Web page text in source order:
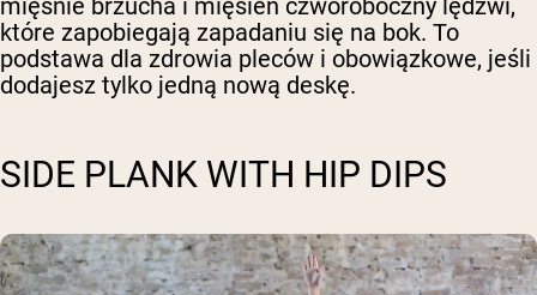
które zapobiegają zapadaniu się na bok. To
podstawa dla zdrowia pleców i obowiązkowe, jeśli
dodajesz tylko jedną nową deskę.
SIDE PLANK WITH HIP DIPS